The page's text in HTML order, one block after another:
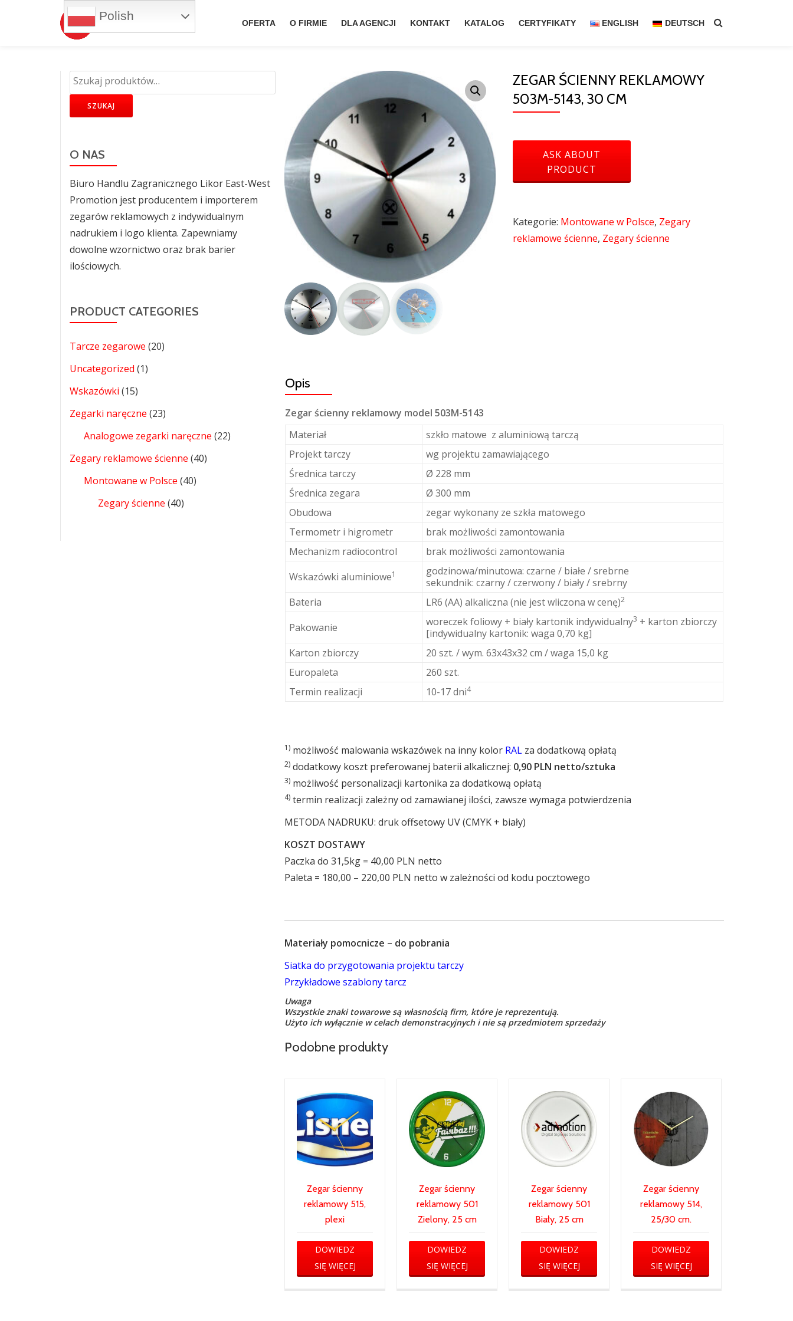
OFERTA O FIRMIE DLA AGENCJI KONTAKT KATALOG CERTYFIKATY ENGLISH DEUTSCH
SZUKAJ
O NAS
Biuro Handlu Zagranicznego Likor East-West
Promotion jest producentem i importerem
zegarów reklamowych z indywidualnym
nadrukiem i logo klienta. Zapewniamy
dowolne wzornictwo oraz brak barier
ilościowych.
PRODUCT CATEGORIES
Tarcze zegarowe (20)
Uncategorized (1)
Wskazówki (15)
Zegarki naręczne (23)
Analogowe zegarki naręczne (22)
Zegary reklamowe ścienne (40)
Montowane w Polsce (40)
Zegary ścienne (40)
ZEGAR ŚCIENNY REKLAMOWY
503M-5143, 30 CM
Kategorie: Montowane w Polsce, Zegary
reklamowe ścienne, Zegary ścienne
Opis
Zegar ścienny reklamowy model 503M-5143
Materiał
szkło matowe z aluminiową tarczą
Projekt tarczy
wg projektu zamawiającego
Średnica tarczy
Ø 228 mm
Średnica zegara
Ø 300 mm
Obudowa
zegar wykonany ze szkła matowego
Termometr i higrometr
brak możliwości zamontowania
Mechanizm radiocontrol
brak możliwości zamontowania
Wskazówki aluminiowe1
godzinowa/minutowa: czarne / białe / srebrne
sekundnik: czarny / czerwony / biały / srebrny
Bateria
LR6 (AA) alkaliczna (nie jest wliczona w cenę)2
Pakowanie woreczek foliowy + biały kartonik indywidualny3 + karton zbiorczy
[indywidualny kartonik: waga 0,70 kg]
Karton zbiorczy
20 szt. / wym. 63x43x32 cm / waga 15,0 kg
Europaleta
260 szt.
Termin realizacji
10-17 dni4
1) możliwość malowania wskazówek na inny kolor RAL za dodatkową opłatą
2) dodatkowy koszt preferowanej baterii alkalicznej: 0,90 PLN netto/sztuka
3) możliwość personalizacji kartonika za dodatkową opłatą
4) termin realizacji zależny od zamawianej ilości, zawsze wymaga potwierdzenia
METODA NADRUKU: druk offsetowy UV (CMYK + biały)
KOSZT DOSTAWY
Paczka do 31,5kg = 40,00 PLN netto
Paleta = 180,00 – 220,00 PLN netto w zależności od kodu pocztowego
Materiały pomocnicze – do pobrania
Siatka do przygotowania projektu tarczy
Przykładowe szablony tarcz
Uwaga
Wszystkie znaki towarowe są własnością firm, które je reprezentują.
Użyto ich wyłącznie w celach demonstracyjnych i nie są przedmiotem sprzedaży
Podobne produkty
Zegar ścienny
reklamowy 515,
plexi
DOWIEDZ
SIĘ WIĘCEJ
Zegar ścienny
reklamowy 501
Zielony, 25 cm
DOWIEDZ
SIĘ WIĘCEJ
Zegar ścienny
reklamowy 501
Biały, 25 cm
DOWIEDZ
SIĘ WIĘCEJ
Zegar ścienny
reklamowy 514,
25/30 cm.
DOWIEDZ
SIĘ WIĘCEJ
Polish